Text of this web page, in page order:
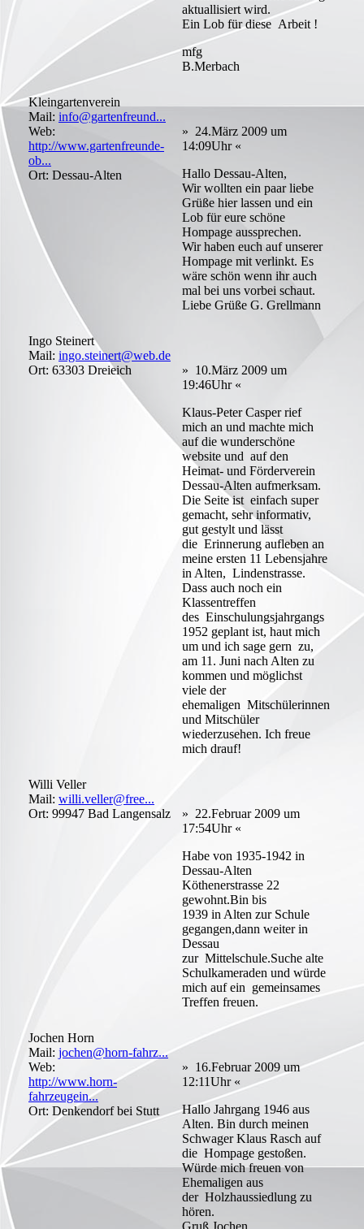
aktuallisiert wird.
Ein Lob für diese Arbeit !
mfg
B.Merbach
Kleingartenverein
Mail: info@gartenfreund...
Web:
http://www.gartenfreunde-
ob...
Ort: Dessau-Alten
» 24.März 2009 um
14:09Uhr «
Hallo Dessau-Alten,
Wir wollten ein paar liebe
Grüße hier lassen und ein
Lob für eure schöne
Hompage aussprechen.
Wir haben euch auf unserer
Hompage mit verlinkt. Es
wäre schön wenn ihr auch
mal bei uns vorbei schaut.
Liebe Grüße G. Grellmann
Ingo Steinert
Mail: ingo.steinert@web.de
Ort: 63303 Dreieich
» 10.März 2009 um
19:46Uhr «
Klaus-Peter Casper rief
mich an und machte mich
auf die wunderschöne
website und auf den
Heimat- und Förderverein
Dessau-Alten aufmerksam.
Die Seite ist einfach super
gemacht, sehr informativ,
gut gestylt und lässt
die Erinnerung aufleben an
meine ersten 11 Lebensjahre
in Alten, Lindenstrasse.
Dass auch noch ein
Klassentreffen
des Einschulungsjahrgangs
1952 geplant ist, haut mich
um und ich sage gern zu,
am 11. Juni nach Alten zu
kommen und möglichst
viele der
ehemaligen Mitschülerinnen
und Mitschüler
wiederzusehen. Ich freue
mich drauf!
Willi Veller
Mail: willi.veller@free...
Ort: 99947 Bad Langensalz
» 22.Februar 2009 um
17:54Uhr «
Habe von 1935-1942 in
Dessau-Alten
Köthenerstrasse 22
gewohnt.Bin bis
1939 in Alten zur Schule
gegangen,dann weiter in
Dessau
zur Mittelschule.Suche alte
Schulkameraden und würde
mich auf ein gemeinsames
Treffen freuen.
Jochen Horn
Mail: jochen@horn-fahrz...
Web:
http://www.horn-
fahrzeugein...
Ort: Denkendorf bei Stutt
» 16.Februar 2009 um
12:11Uhr «
Hallo Jahrgang 1946 aus
Alten. Bin durch meinen
Schwager Klaus Rasch auf
die Hompage gestoßen.
Würde mich freuen von
Ehemaligen aus
der Holzhaussiedlung zu
hören.